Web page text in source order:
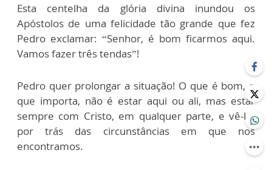
Esta centelha da glória divina inundou os
Apóstolos de uma felicidade tão grande que fez
Pedro exclamar: “Senhor, é bom ficarmos aqui.
Vamos fazer três tendas”!
Pedro quer prolongar a situação! O que é bom, o
que importa, não é estar aqui ou ali, mas estar
sempre com Cristo, em qualquer parte, e vê-Lo
por trás das circunstâncias em que nos
encontramos.